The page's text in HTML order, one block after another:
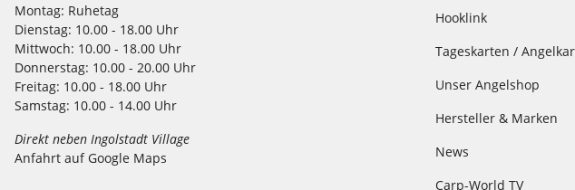
Montag: Ruhetag
Dienstag: 10.00 - 18.00 Uhr
Mittwoch: 10.00 - 18.00 Uhr
Donnerstag: 10.00 - 20.00 Uhr
Freitag: 10.00 - 18.00 Uhr
Samstag: 10.00 - 14.00 Uhr
Direkt neben Ingolstadt Village
Anfahrt auf Google Maps
Hooklink
Tageskarten /
Unser Angelshop
Hersteller & Marken
News
Carp-World TV